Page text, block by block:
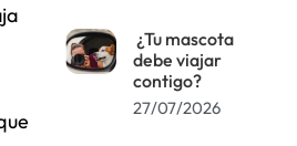
¿Tu mascota
debe viajar
contigo?
27/07/2026